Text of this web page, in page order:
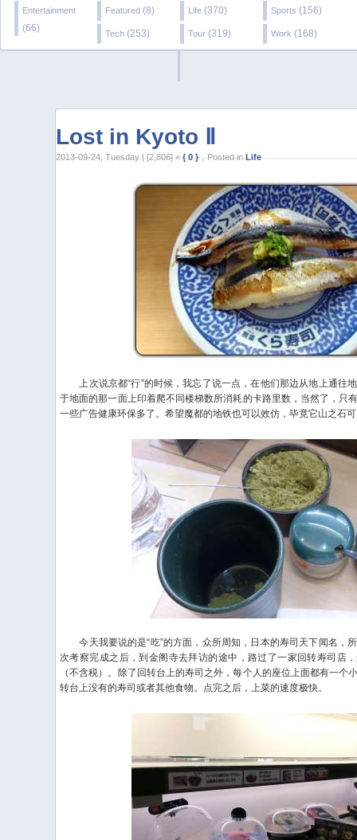
Entertainment
(66)
Featured (8) Life (370) Sports (156)
Tech (253) Tour (319) Work (168)
Lost in Kyoto Ⅱ
2013-09-24, Tuesday | [2,806] ×{ 0 }，Posted inLife
上次说京都“行”的时候，我忘了说一点，在他们那边从地上通往
于地面的那一面上印着爬不同楼梯数所消耗的卡路里数，当然了，只
一些广告健康环保多了。希望魔都的地铁也可以效仿，毕竟它山之石
今天我要说的是“吃”的方面，众所周知，日本的寿司天下闻名，
次考察完成之后，到金阁寺去拜访的途中，路过了一家回转寿司店
（不含税）。除了回转台上的寿司之外，每个人的座位上面都有一个
转台上没有的寿司或者其他食物。点完之后，上菜的速度极快。